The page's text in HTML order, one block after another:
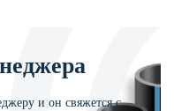
и он свяжется с